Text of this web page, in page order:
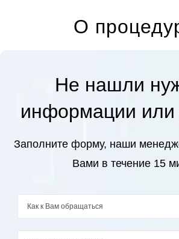
Транспозиция уретры
Утолщение полового члена
Эректильная дисфункция
О
Не нашли
информации или
Заполните форму, наши
Вами в течение 15